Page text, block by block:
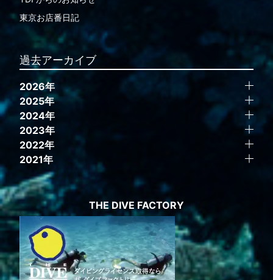
東京お店番日記
過去アーカイブ
2026年
2025年
2024年
2023年
2022年
2021年
THE DIVE FACTORY